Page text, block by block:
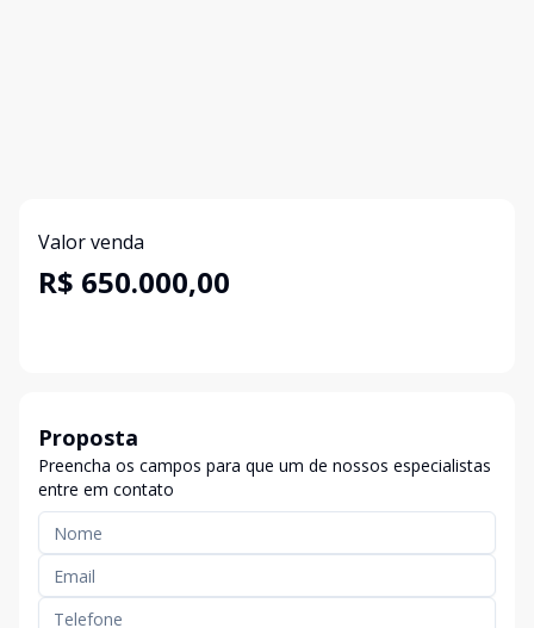
Valor venda
R$ 650.000,00
Proposta
Preencha os campos para que um de nossos especialistas
entre em contato